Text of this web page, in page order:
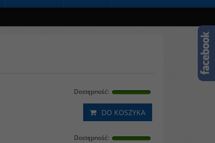
Dostępność:
DO KOSZYKA
Dostępność: